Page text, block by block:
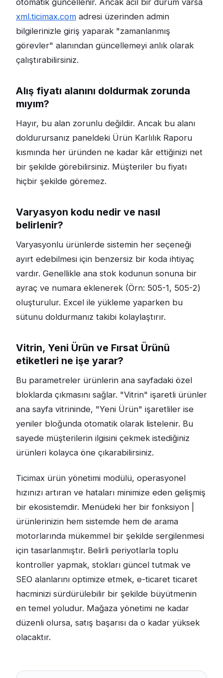
otomatik güncellenir. Ancak acil bir durum varsa
xml.ticimax.com adresi üzerinden admin
bilgilerinizle giriş yaparak "zamanlanmış
görevler" alanından güncellemeyi anlık olarak
çalıştırabilirsiniz.
Alış fiyatı alanını doldurmak zorunda
mıyım?
Hayır, bu alan zorunlu değildir. Ancak bu alanı
doldurursanız paneldeki Ürün Karlılık Raporu
kısmında her üründen ne kadar kâr ettiğinizi net
bir şekilde görebilirsiniz. Müşteriler bu fiyatı
hiçbir şekilde göremez.
Varyasyon kodu nedir ve nasıl
belirlenir?
Varyasyonlu ürünlerde sistemin her seçeneği
ayırt edebilmesi için benzersiz bir koda ihtiyaç
vardır. Genellikle ana stok kodunun sonuna bir
ayraç ve numara eklenerek (Örn: 505-1, 505-2)
oluşturulur. Excel ile yükleme yaparken bu
sütunu doldurmanız takibi kolaylaştırır.
Vitrin, Yeni Ürün ve Fırsat Ürünü
etiketleri ne işe yarar?
Bu parametreler ürünlerin ana sayfadaki özel
bloklarda çıkmasını sağlar. "Vitrin" işaretli ürünler
ana sayfa vitrininde, "Yeni Ürün" işaretliler ise
yeniler bloğunda otomatik olarak listelenir. Bu
sayede müşterilerin ilgisini çekmek istediğiniz
ürünleri kolayca öne çıkarabilirsiniz.
Ticimax ürün yönetimi modülü, operasyonel
hızınızı artıran ve hataları minimize eden gelişmiş
bir ekosistemdir. Menüdeki her bir fonksiyon |
ürünlerinizin hem sistemde hem de arama
motorlarında mükemmel bir şekilde sergilenmesi
için tasarlanmıştır. Belirli periyotlarla toplu
kontroller yapmak, stokları güncel tutmak ve
SEO alanlarını optimize etmek, e-ticaret ticaret
hacminizi sürdürülebilir bir şekilde büyütmenin
en temel yoludur. Mağaza yönetimi ne kadar
düzenli olursa, satış başarısı da o kadar yüksek
olacaktır.